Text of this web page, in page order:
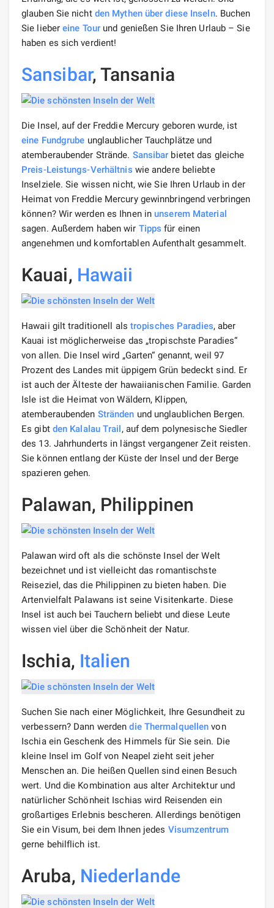
glauben Sie nicht den Mythen über diese Inseln. Buchen
Sie liebereine Tour und genießen Sie Ihren Urlaub – Sie
haben es sich verdient!
Sansibar, Tansania
Die Insel, auf der Freddie Mercury geboren wurde, ist
eine Fundgrube unglaublicher Tauchplätze und
atemberaubender Strände. Sansibar bietet das gleiche
Preis-Leistungs-Verhältnis wie andere beliebte
Inselziele. Sie wissen nicht, wie Sie Ihren Urlaub in der
Heimat von Freddie Mercury gewinnbringend verbringen
können? Wir werden es Ihnen inunserem Material
sagen. Außerdem haben wir Tipps für einen
angenehmen und komfortablen Aufenthalt gesammelt.
Kauai, Hawaii
Hawaii gilt traditionell als tropisches Paradies, aber
Kauai ist möglicherweise das „tropischste Paradies“
von allen. Die Insel wird „Garten“ genannt, weil 97
Prozent des Landes mit üppigem Grün bedeckt sind. Er
ist auch der Älteste der hawaiianischen Familie. Garden
Isle ist die Heimat von Wäldern, Klippen,
atemberaubenden Stränden und unglaublichen Bergen.
Es gibt den Kalalau Trail, auf dem polynesische Siedler
des 13. Jahrhunderts in längst vergangener Zeit reisten.
Sie können entlang der Küste der Insel und der Berge
spazieren gehen.
Palawan, Philippinen
Palawan wird oft als die schönste Insel der Welt
bezeichnet und ist vielleicht das romantischste
Reiseziel, das die Philippinen zu bieten haben. Die
Artenvielfalt Palawans ist seine Visitenkarte. Diese
Insel ist auch bei Tauchern beliebt und diese Leute
wissen viel über die Schönheit der Natur.
Ischia, Italien
Suchen Sie nach einer Möglichkeit, Ihre Gesundheit zu
verbessern? Dann werdendie Thermalquellen von
Ischia ein Geschenk des Himmels für Sie sein. Die
kleine Insel im Golf von Neapel zieht seit jeher
Menschen an. Die heißen Quellen sind einen Besuch
wert. Und die Kombination aus alter Architektur und
natürlicher Schönheit Ischias wird Reisenden ein
großartiges Erlebnis bescheren. Allerdings benötigen
Sie ein Visum, bei dem Ihnen jedes Visumzentrum
gerne behilflich ist.
Aruba, Niederlande